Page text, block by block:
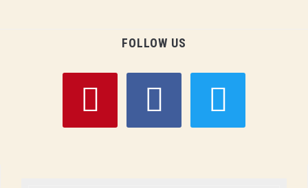
FOLLOW US